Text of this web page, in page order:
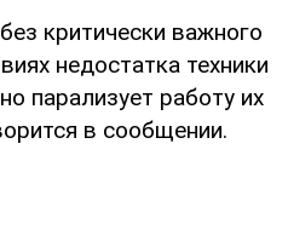
критически важного
недостатка техники
парализует работу их
в сообщении.